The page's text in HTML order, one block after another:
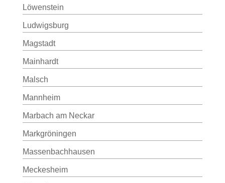
Löwenstein
Ludwigsburg
Magstadt
Mainhardt
Malsch
Mannheim
Marbach am Neckar
Markgröningen
Massenbachhausen
Meckesheim